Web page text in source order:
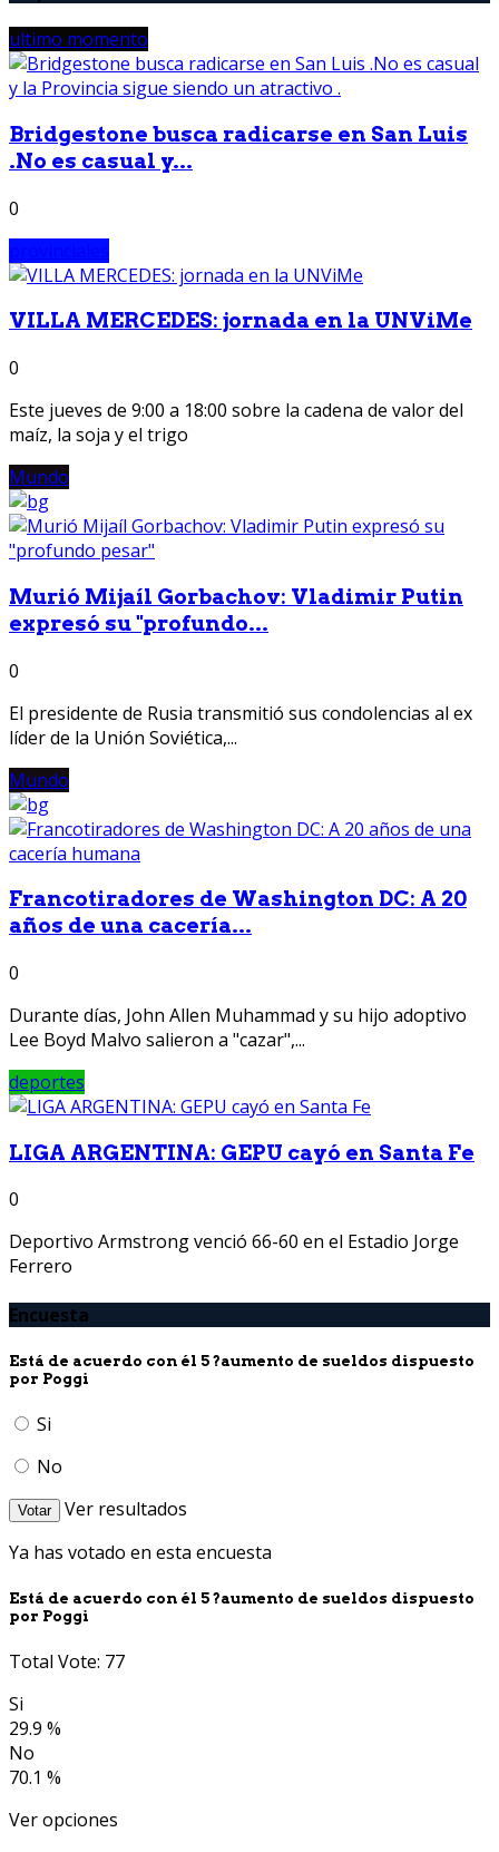
ultimo momento
Bridgestone busca radicarse en San Luis
.No es casual y...
0
VILLA MERCEDES: jornada en la UNViMe
0
Este jueves de 9:00 a 18:00 sobre la cadena de valor del
maíz, la soja y el trigo
Mundo
Murió Mijaíl Gorbachov: Vladimir Putin
expresó su "profundo...
0
El presidente de Rusia transmitió sus condolencias al ex
líder de la Unión Soviética,...
Mundo
Francotiradores de Washington DC: A 20
años de una cacería...
0
Durante días, John Allen Muhammad y su hijo adoptivo
Lee Boyd Malvo salieron a "cazar",...
deportes
LIGA ARGENTINA: GEPU cayó en Santa Fe
0
Deportivo Armstrong venció 66-60 en el Estadio Jorge
Ferrero
Encuesta
Está de acuerdo con él 5 ?aumento de sueldos dispuesto
por Poggi
Si
No
Votar
Ver resultados
Ya has votado en esta encuesta
Está de acuerdo con él 5 ?aumento de sueldos dispuesto
por Poggi
Total Vote: 77
Si
29.9 %
No
70.1 %
Ver opciones